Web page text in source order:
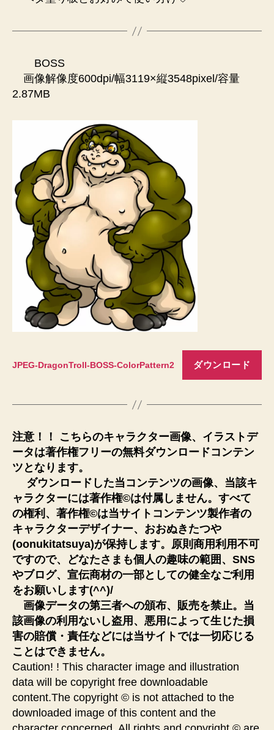
BOSS
画像解像度600dpi/幅3119×縦3548pixel/容量
2.87MB
JPEG-DragonTroll-BOSS-ColorPattern2 ダウンロード
注意！！ こちらのキャラクター画像、イラストデ
ータは著作権フリーの無料ダウンロードコンテン
ツとなります。
ダウンロードした当コンテンツの画像、当該キ
ャラクターには著作権©は付属しません。すべて
の権利、著作権©は当サイトコンテンツ製作者の
キャラクターデザイナー、おおぬきたつや
(oonukitatsuya)が保持します。原則商用利用不可
ですので、どなたさまも個人の趣味の範囲、SNS
やブログ、宣伝商材の一部としての健全なご利用
をお願いします(^^)/
画像データの第三者への頒布、販売を禁止。当
該画像の利用ないし盗用、悪用によって生じた損
害の賠償・責任などには当サイトでは一切応じる
ことはできません。
Caution! ! This character image and illustration
data will be copyright free downloadable
content.The copyright © is not attached to the
downloaded image of this content and the